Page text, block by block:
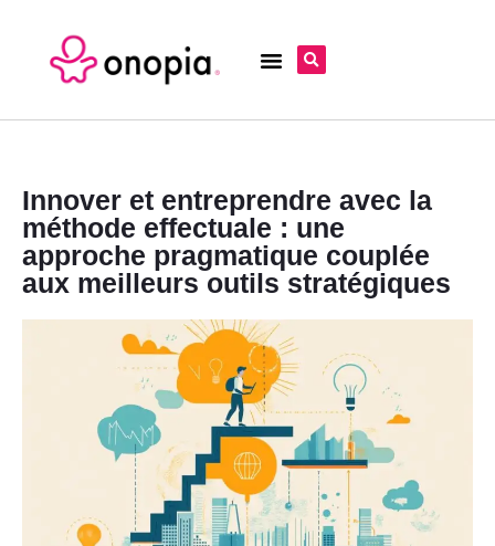
Innover et entreprendre avec la
méthode effectuale : une
approche pragmatique couplée
aux meilleurs outils stratégiques